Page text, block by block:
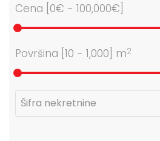
Cena [ 0€ - 100,000€
Površina [ 10 - 1,000 ] m2